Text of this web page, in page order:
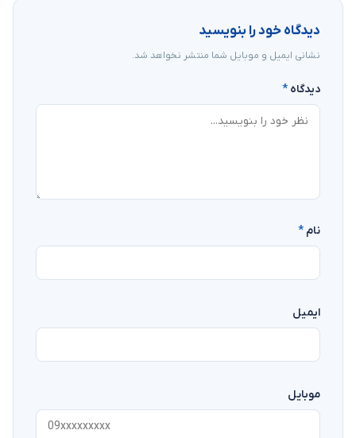
دیدگاه خود را بنویسید
نشانی ایمیل و موبایل شما منتشر نخواهد شد.
دیدگاه *
نام *
ایمیل
موبایل